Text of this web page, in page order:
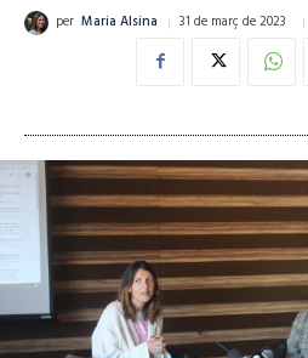
per Maria Alsina 31 de març de 2023